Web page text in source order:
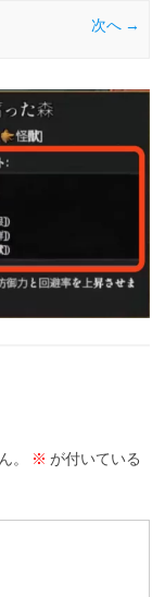
次へ →
。 ※ が付いている